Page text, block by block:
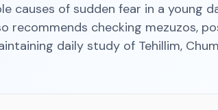
causes of sudden fear in a young
recommends checking mezuzos,
daily study of Tehillim,